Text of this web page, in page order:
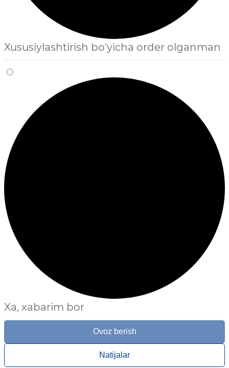
Xususiylashtirish bo'yicha order olganman
Xa, xabarim bor
Ovoz berish
Natijalar